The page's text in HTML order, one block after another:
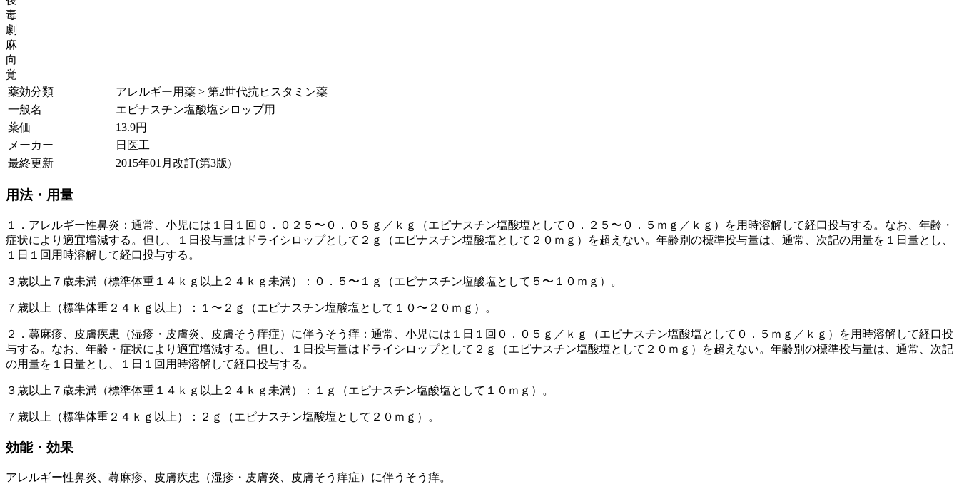
毒
劇
麻
向
覚
薬効分類
アレルギー用薬 > 第2世代抗ヒスタミン薬
一般名
エピナスチン塩酸塩シロップ用
薬価
13.9円
メーカー
日医工
最終更新
2015年01月改訂(第3版)
用法・用量
１．アレルギー性鼻炎：通常、小児には１日１回０．０２５〜０．０５ｇ／ｋｇ（エピナスチン塩酸塩として０．２５〜０．５ｍｇ／ｋｇ）を用時溶解して経口投与する。なお、年齢・
症状により適宜増減する。但し、１日投与量はドライシロップとして２ｇ（エピナスチン塩酸塩として２０ｍｇ）を超えない。年齢別の標準投与量は、通常、次記の用量を１日量とし、
１日１回用時溶解して経口投与する。
３歳以上７歳未満（標準体重１４ｋｇ以上２４ｋｇ未満）：０．５〜１ｇ（エピナスチン塩酸塩として５〜１０ｍｇ）。
７歳以上（標準体重２４ｋｇ以上）：１〜２ｇ（エピナスチン塩酸塩として１０〜２０ｍｇ）。
２．蕁麻疹、皮膚疾患（湿疹・皮膚炎、皮膚そう痒症）に伴うそう痒：通常、小児には１日１回０．０５ｇ／ｋｇ（エピナスチン塩酸塩として０．５ｍｇ／ｋｇ）を用時溶解して経口投
与する。なお、年齢・症状により適宜増減する。但し、１日投与量はドライシロップとして２ｇ（エピナスチン塩酸塩として２０ｍｇ）を超えない。年齢別の標準投与量は、通常、次記
の用量を１日量とし、１日１回用時溶解して経口投与する。
３歳以上７歳未満（標準体重１４ｋｇ以上２４ｋｇ未満）：１ｇ（エピナスチン塩酸塩として１０ｍｇ）。
７歳以上（標準体重２４ｋｇ以上）：２ｇ（エピナスチン塩酸塩として２０ｍｇ）。
効能・効果
アレルギー性鼻炎、蕁麻疹、皮膚疾患（湿疹・皮膚炎、皮膚そう痒症）に伴うそう痒。